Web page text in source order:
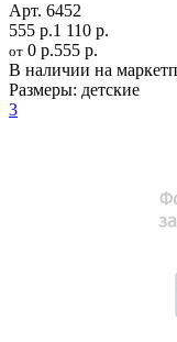
Арт. 6452
555 р.1 110 р.
от 0 р.555 р.
В наличии на
Размеры: детские
3